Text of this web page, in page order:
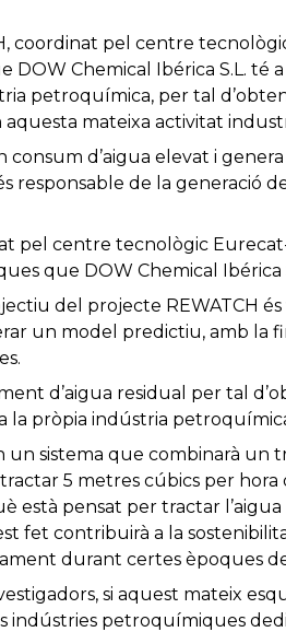
coordinat pel centre
DOW Chemical Ibérica S.L. té
petroquímica, per tal
mateixa activitat
d’aigua elevat i
responsable de la generació
pel centre tecnològic
que DOW Chemical Ibérica
del projecte REWATCH
un model predictiu, amb la
d’aigua residual per tal
la pròpia indústria
un sistema que combinarà
5 metres cúbics per hora
està pensat per tractar
fet contribuirà a la
durant certes èpoques de
si aquest mateix
indústries petroquímiques